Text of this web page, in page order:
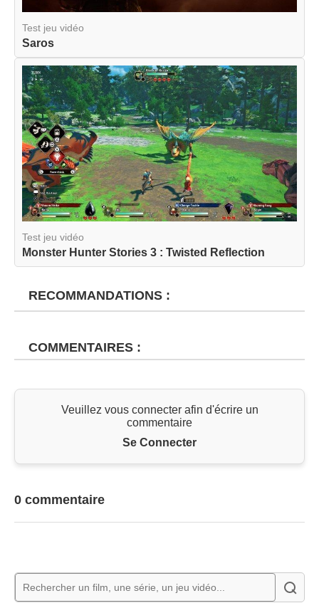
Test jeu vidéo
Saros
Test jeu vidéo
Monster Hunter Stories 3 : Twisted Reflection
RECOMMANDATIONS :
COMMENTAIRES :
Veuillez vous connecter afin d'écrire un
commentaire
Se Connecter
0 commentaire